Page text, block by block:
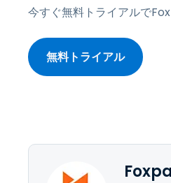
今すぐ無料トライアルで
無料トライアル